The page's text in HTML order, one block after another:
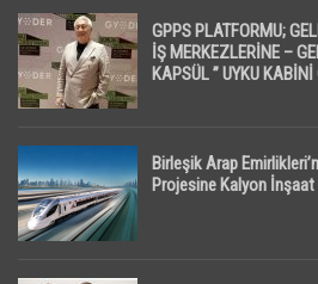
GPPS PLATFORMU;
İŞ MERKEZLERİNE –
KAPSÜL ” UYKU KABİNİ
Birleşik Arap
Projesine Kalyon İnşaat